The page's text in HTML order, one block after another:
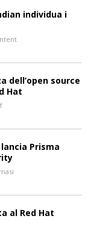
individua i
dell’open source
Hat
Prisma
al Red Hat